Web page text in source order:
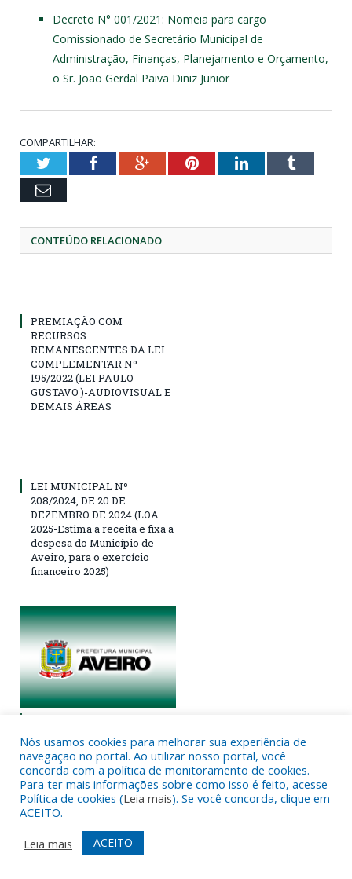
Decreto N° 001/2021: Nomeia para cargo
Comissionado de Secretário Municipal de
Administração, Finanças, Planejamento e Orçamento,
o Sr. João Gerdal Paiva Diniz Junior
COMPARTILHAR:
TwitterFacebookGoogle+PinterestLinkedInTumblr
Email
CONTEÚDO RELACIONADO
PREMIAÇÃO COM
RECURSOS
REMANESCENTES DA LEI
COMPLEMENTAR Nº
195/2022 (LEI PAULO
GUSTAVO )-AUDIOVISUAL E
DEMAIS ÁREAS
LEI MUNICIPAL Nº
208/2024, DE 20 DE
DEZEMBRO DE 2024 (LOA
2025-Estima a receita e fixa a
despesa do Município de
Aveiro, para o exercício
financeiro 2025)
PÚBLICO Nº 003/2023 – LEI
PAULO GUSTAVO – DEMAIS
ÁREAS DA CULTURA
Os comentários estão fechados.
Nós usamos cookies para melhorar sua experiência de
navegação no portal. Ao utilizar nosso portal, você
concorda com a política de monitoramento de cookies.
Para ter mais informações sobre como isso é feito, acesse
Política de cookies (Leia mais). Se você concorda, clique em
ACEITO.
Leia mais
ACEITO